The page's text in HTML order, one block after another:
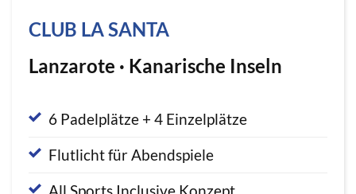
CLUB LA SANTA
Lanzarote · Kanarische Inseln
6 Padelplätze + 4 Einzelplätze
Flutlicht für Abendspiele
All Sports Inclusive Konzept